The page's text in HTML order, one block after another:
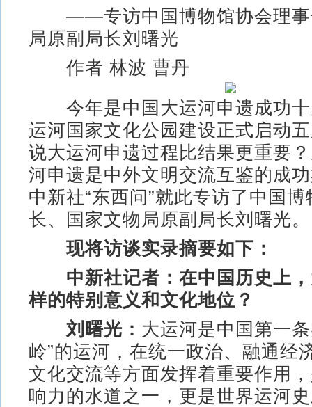
——专访中国博物馆协会理事
局原副局长刘曙光
作者 林波 曹丹
今年是中国大运河申遗成功十
运河国家文化公园建设正式启动
说大运河申遗过程比结果更重要
河申遗是中外文明交流互鉴的成
中新社“东西问”就此专访了中国
长、国家文物局原副局长刘曙光。
现将访谈实录摘要如下：
中新社记者：在中国历史上
样的特别意义和文化地位？
刘曙光： 大运河是中国第一
岭”的运河，在统一政治、融通经
文化交流等方面发挥着重要作用
响力的水道之一，更是世界运河